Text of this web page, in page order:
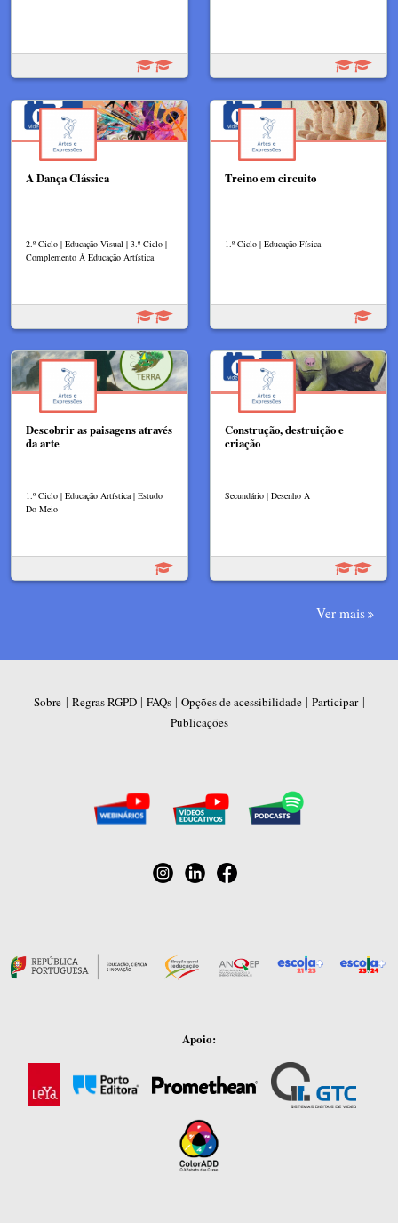
A Dança Clássica
2.º Ciclo | Educação Visual | 3.º Ciclo |
Complemento À Educação Artística
Treino em circuito
1.º Ciclo | Educação Física
Descobrir as paisagens através
da arte
1.º Ciclo | Educação Artística | Estudo
Do Meio
Construção, destruição e
criação
Secundário | Desenho A
Ver mais
Sobre | Regras RGPD| FAQs| Opções de acessibilidade| Participar|
Publicações
Apoio: